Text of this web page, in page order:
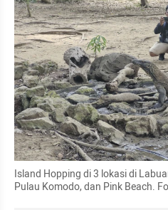
Island Hopping di 3 lokasi di
Pulau Komodo, dan Pink Beach.